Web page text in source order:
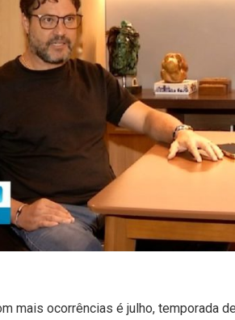
mais ocorrências é julho, temporada